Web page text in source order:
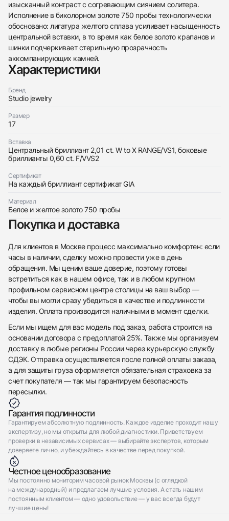
438
285
145
142
205
204
195
150
6
изысканный контраст с согревающим сиянием солитера.
Исполнение в биколорном золоте 750 пробы технологически
обосновано: лигатура желтого сплава усиливает насыщенность
центральной вставки, в то время как белое золото крапанов и
шинки подчеркивает стерильную прозрачность
аккомпанирующих камней.
Характеристики
Бренд
Studio jewelry
Размер
17
Вставка
Центральный бриллиант 2,01 ct. W to X RANGE/VS1, боковые
бриллианты 0,60 ct. F/VVS2
Сертификат
На каждый бриллиант сертификат GIA
Материал
Белое и желтое золото 750 пробы
Покупка и доставка
Для клиентов в Москве процесс максимально комфортен: если
часы в наличии, сделку можно провести уже в день
обращения. Мы ценим ваше доверие, поэтому готовы
встретиться как в нашем офисе, так и в любом крупном
профильном сервисном центре столицы на ваш выбор —
чтобы вы могли сразу убедиться в качестве и подлинности
изделия. Оплата производится наличными в момент сделки.
Если мы ищем для вас модель под заказ, работа строится на
основании договора с предоплатой 25%. Также мы организуем
доставку в любые регионы России через курьерскую службу
СДЭК. Отправка осуществляется после полной оплаты заказа,
а для защиты груза оформляется обязательная страховка за
счет покупателя — так мы гарантируем безопасность
пересылки.
Гарантия подлинности
Гарантируем абсолютную подлинность. Каждое изделие проходит нашу
экспертизу, но мы открыты для любой диагностики. Приветствуем
проверки в независимых сервисах — выбирайте экспертов, которым
доверяете лично, и убеждайтесь в качестве перед покупкой.
Честное ценообразование
Мы постоянно мониторим часовой рынок Москвы (с оглядкой
на международный) и предлагаем лучшие условия. А стать нашим
постоянным клиентом — одно удовольствие — у вас всегда будут
лучшие цены!
Заказать эти часы
с вами
Studio jewelry
Кольцо с бриллиантом 2,01 сt. W To X/Vs1
Отправить заявку
Трейд-ин часов
Оставьте ваши контактные данные и мы свяжемся
Кольцо с бриллиантом 2,01 сt. W To X/Vs1
НовыеКоробка + Документы
$10,850
Приложите фото ваших часов…
Отправить заявку